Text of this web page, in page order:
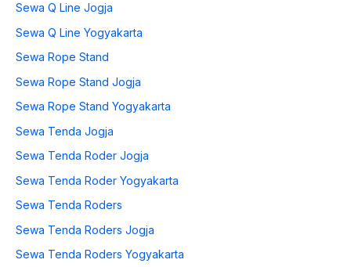
Sewa Q Line Jogja
Sewa Q Line Yogyakarta
Sewa Rope Stand
Sewa Rope Stand Jogja
Sewa Rope Stand Yogyakarta
Sewa Tenda Jogja
Sewa Tenda Roder Jogja
Sewa Tenda Roder Yogyakarta
Sewa Tenda Roders
Sewa Tenda Roders Jogja
Sewa Tenda Roders Yogyakarta